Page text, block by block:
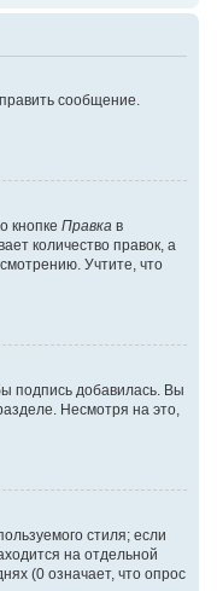
сообщение.
кнопке Правка в
количество правок, а
Учтите, что
подпись добавилась. Вы
Несмотря на это,
стиля; если
на отдельной
(0 означает, что опрос